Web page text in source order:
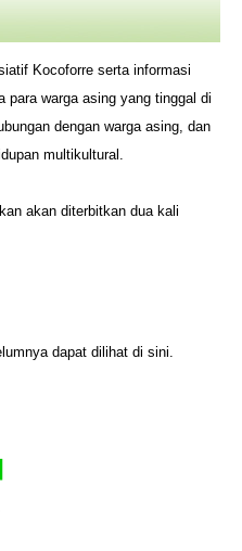
Kocoforre serta informasi
para warga asing yang tinggal di
dengan warga asing, dan
multikultural.
akan diterbitkan dua kali
dapat dilihat di sini.